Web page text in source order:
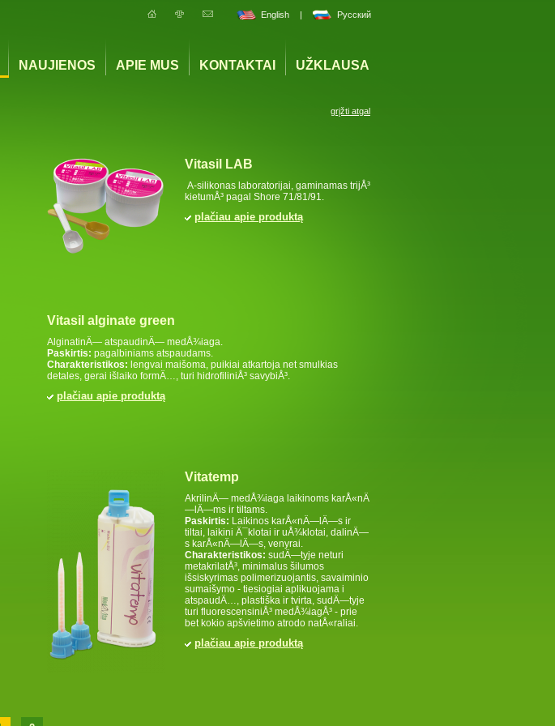
English | Русский
NAUJIENOS APIE MUS KONTAKTAI UŽKLAUSA
grįžti atgal
Vitasil LAB
A-silikonas laboratorijai, gaminamas trijÅ³
kietumÅ³ pagal Shore 71/81/91.
plačiau apie produktą
Vitasil alginate green
AlginatinÄ— atspaudinÄ— medÅ¾iaga.
Paskirtis: pagalbiniams atspaudams.
Charakteristikos: lengvai maišoma, puikiai atkartoja net smulkias
detales, gerai išlaiko formÄ…, turi hidrofiliniÅ³ savybiÅ³.
plačiau apie produktą
Vitatemp
AkrilinÄ— medÅ¾iaga laikinoms karÅ«nÄ
—lÄ—ms ir tiltams.
Paskirtis: Laikinos karÅ«nÄ—lÄ—s ir
tiltai, laikini Ä¯klotai ir uÅ¾klotai, dalinÄ—
s karÅ«nÄ—lÄ—s, venyrai.
Charakteristikos: sudÄ—tyje neturi
metakrilatÅ³, minimalus šilumos
išsiskyrimas polimerizuojantis, savaiminio
sumaišymo - tiesiogiai aplikuojama i
atspaudÄ…, plastiška ir tvirta, sudÄ—tyje
turi fluorescensiniÅ³ medÅ¾iagÅ³ - prie
bet kokio apšvietimo atrodo natÅ«raliai.
plačiau apie produktą